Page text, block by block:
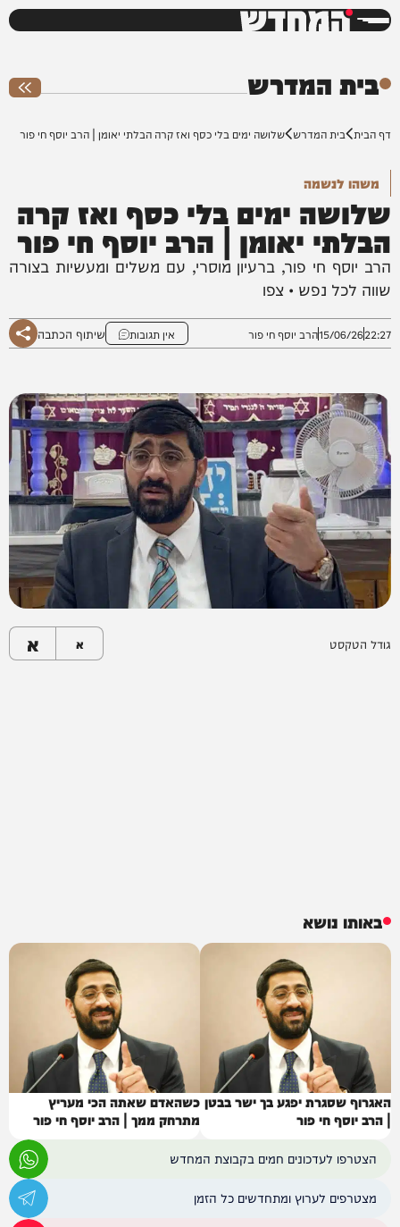
המחדש
בית המדרש
דף הבית בית המדרש שלושה ימים בלי כסף ואז קרה הבלתי יאומן | הרב יוסף חי פור
משהו לנשמה
שלושה ימים בלי כסף ואז קרה
הבלתי יאומן | הרב יוסף חי פור
הרב יוסף חי פור, ברעיון מוסרי, עם משלים ומעשיות בצורה
שווה לכל נפש • צפו
22:27
15/06/26הרב יוסף חי פור אין תגובות שיתוף הכתבה
גודל הטקסט א א
באותו נושא
האגרוף שסגרת יפגע בך ישר בבטן
| הרב יוסף חי פור
כשהאדם שאתה הכי מעריץ
מתרחק ממך | הרב יוסף חי פור
הצטרפו לעדכונים חמים בקבוצת המחדש
מצטרפים לערוץ ומתחדשים כל הזמן